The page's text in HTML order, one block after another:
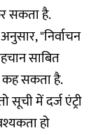
सकता है.
"निर्वाचन
साबित
सकता है.
सूची में दर्ज एंट्री
हो